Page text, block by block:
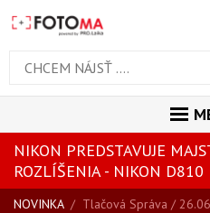
NIKON PREDSTAVUJE
ROZLÍŠENIA - NIKON D810
NOVINKA/ Tlačová Správa /